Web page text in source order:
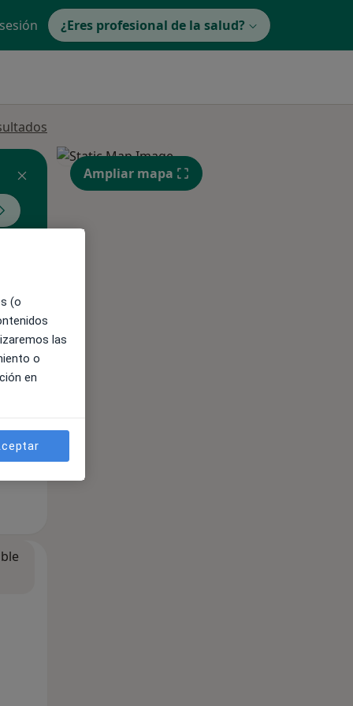
¿Eres profesional de la salud?
Ampliar mapa
(o
las
o
en